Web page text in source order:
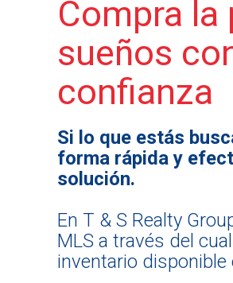
Compra la
sueños
confianza
Si lo que estás
forma rápida y
solución.
En T & S Realty
MLS a través del
inventario disponible